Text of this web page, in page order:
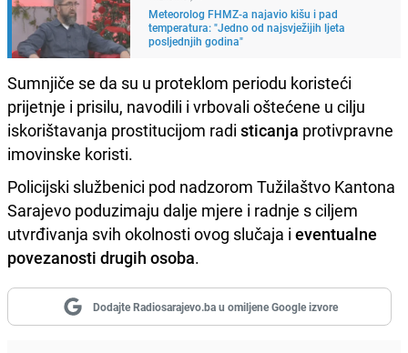
Meteorolog FHMZ-a najavio kišu i pad
temperatura: "Jedno od najsvježijih ljeta
posljednjih godina"
Sumnjiče se da su u proteklom periodu koristeći
prijetnje i prisilu, navodili i vrbovali oštećene u cilju
iskorištavanja prostitucijom radi sticanja protivpravne
imovinske koristi.
Policijski službenici pod nadzorom Tužilaštvo Kantona
Sarajevo poduzimaju dalje mjere i radnje s ciljem
utvrđivanja svih okolnosti ovog slučaja i eventualne
povezanosti drugih osoba.
Dodajte Radiosarajevo.ba u omiljene Google izvore